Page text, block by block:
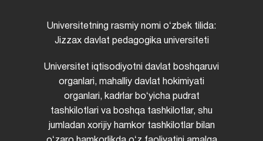
Universitetning rasmiy nomi oʻzbek tilida:
Jizzax davlat pedagogika universiteti
Universitet iqtisodiyotni davlat boshqaruvi
organlari, mahalliy davlat hokimiyati
organlari, kadrlar boʻyicha pudrat
tashkilotlari va boshqa tashkilotlar, shu
jumladan xorijiy hamkor tashkilotlar bilan